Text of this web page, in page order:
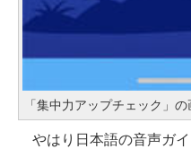
「集中力アップチェック」の
やはり日本語の音声ガ